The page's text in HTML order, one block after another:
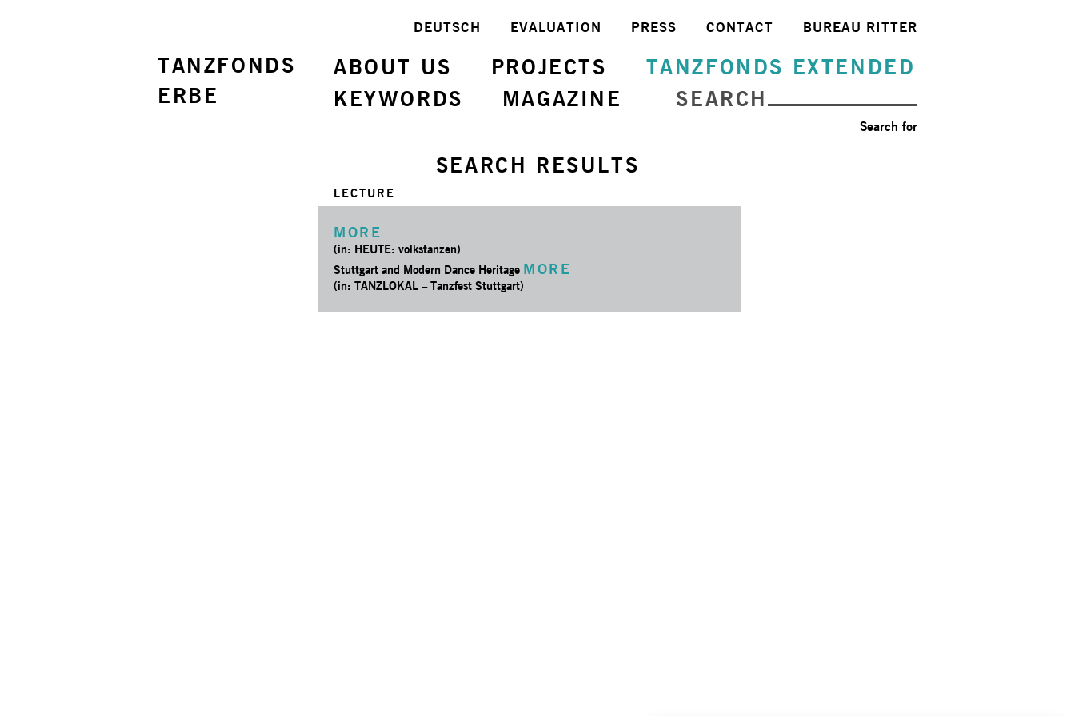
TANZFONDS
ERBE
BUREAU RITTER
CONTACT
PRESS
EVALUATION
DEUTSCH
ABOUT US PROJECTS
TANZFONDS EXTENDED
KEYWORDS
MAGAZINE SEARCH
Search for
SEARCH RESULTS
LECTURE
MORE
(in: HEUTE: volkstanzen)
Stuttgart and Modern Dance Heritage MORE
(in: TANZLOKAL – Tanzfest Stuttgart)